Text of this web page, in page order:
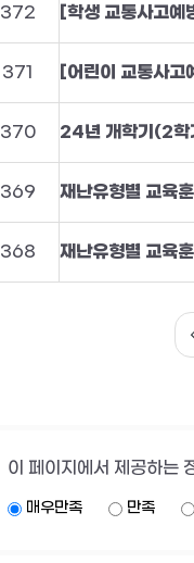
372
371
370
369 재난유형별 교육
368 재난유형별 교육
이 페이지에서 제공하는
매우만족 만족